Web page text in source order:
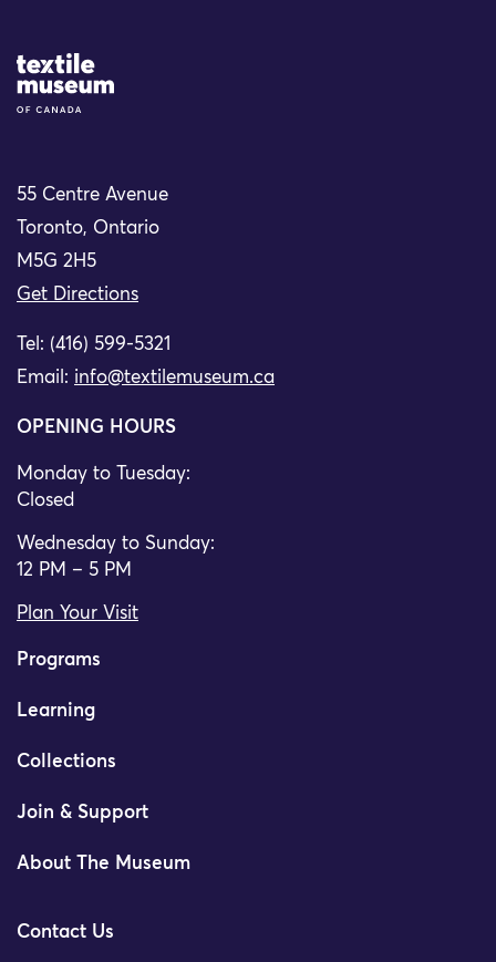
Site Logo
55 Centre Avenue
Toronto, Ontario
M5G 2H5
Get Directions
Tel: (416) 599-5321
Email: info@textilemuseum.ca
OPENING HOURS
Monday to Tuesday:
Closed
Wednesday to Sunday:
12 PM – 5 PM
Plan Your Visit
Programs
Learning
Collections
Join & Support
About The Museum
Contact Us